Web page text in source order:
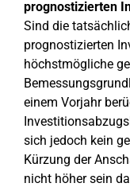
prognostizierten
Sind die
prognostizierten
höchstmögliche
einem Vorjahr
sich jedoch kein
Kürzung der
nicht höher sein